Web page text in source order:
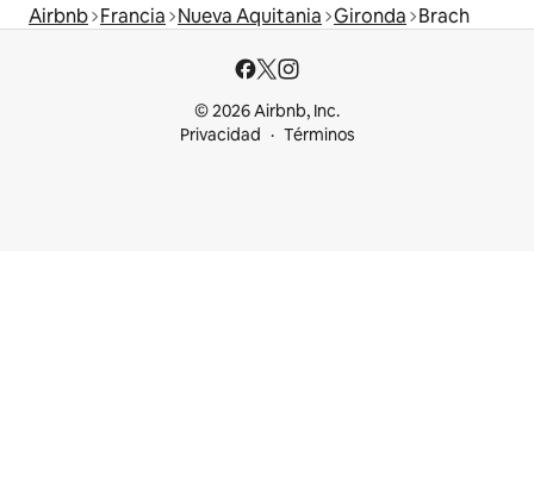
Airbnb Francia Nueva Aquitania Gironda Brach
© 2026 Airbnb, Inc.
Privacidad
Términos